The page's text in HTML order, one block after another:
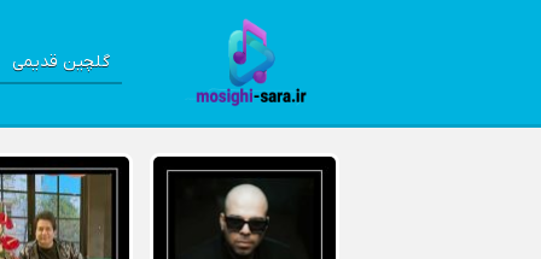
گلچین قدیمی